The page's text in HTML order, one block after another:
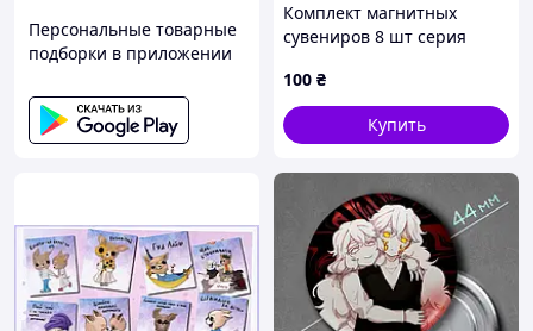
Персональные товарные
подборки в приложении
Комплект магнитных
сувениров 8 шт серия
100 ₴
Купить